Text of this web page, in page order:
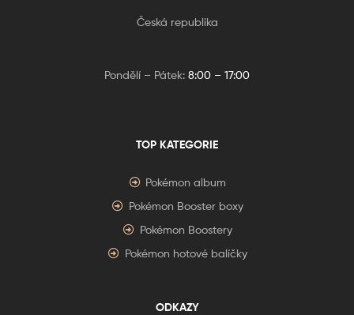
Česká republika
Pondělí – Pátek: 8:00 – 17:00
TOP KATEGORIE
Pokémon album
Pokémon Booster boxy
Pokémon Boostery
Pokémon hotové balíčky
ODKAZY